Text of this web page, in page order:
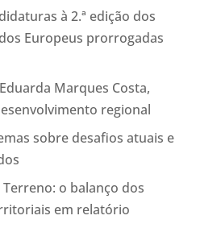
à 2.ª edição dos
Europeus prorrogadas
Marques Costa,
regional
sobre desafios atuais e
o balanço dos
em relatório